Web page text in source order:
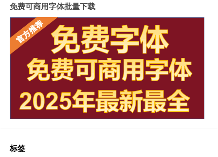
免费可商用字体批量下载
标签